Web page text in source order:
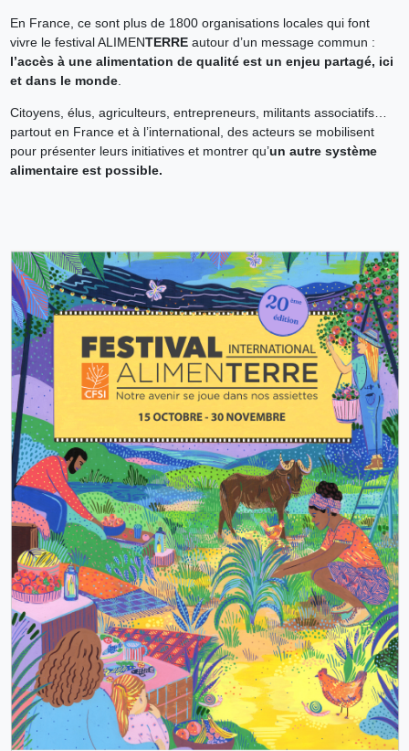
En France, ce sont plus de 1800 organisations locales qui font
vivre le festival ALIMENTERREautour d’un message commun :
l’accès à une alimentation de qualité est un enjeu partagé, ici
et dans le monde.
Citoyens, élus, agriculteurs, entrepreneurs, militants associatifs…
partout en France et à l’international, des acteurs se mobilisent
pour présenter leurs initiatives et montrer qu’un autre système
alimentaire est possible.